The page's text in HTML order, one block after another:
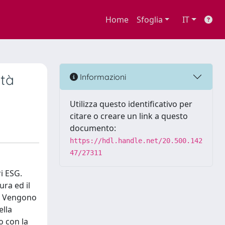
Home Sfoglia IT
ed il
con la
Informazioni
Utilizza questo identificativo per
citare o creare un link a questo
documento:
https://hdl.handle.net/20.500.142
47/27311